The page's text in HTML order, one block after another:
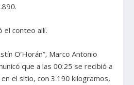
el conteo allí.
O’Horán”, Marco Antonio
que a las 00:25 se recibió a
el sitio, con 3.190 kilogramos,